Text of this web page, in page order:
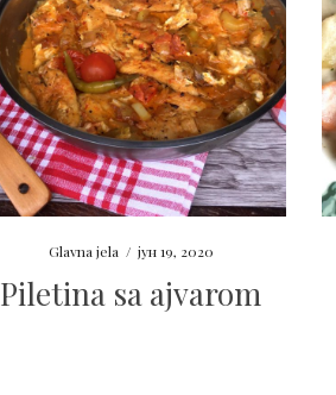
Glavna jela / јун 19, 2020
Piletina sa ajvarom